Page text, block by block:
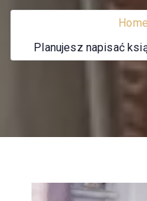
Home
Planujesz napisać